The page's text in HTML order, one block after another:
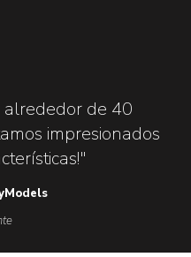
alrededor de 40
impresionados